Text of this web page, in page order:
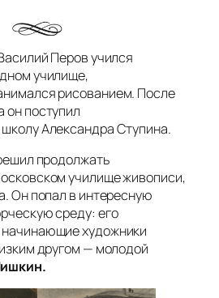
Перов учился
училище,
рисованием. После
он поступил
Александра Ступина.
продолжать
училище живописи,
Он попал в интересную
среду: его
художники
другом — молодой